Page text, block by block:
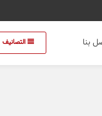
بنا التصانيف